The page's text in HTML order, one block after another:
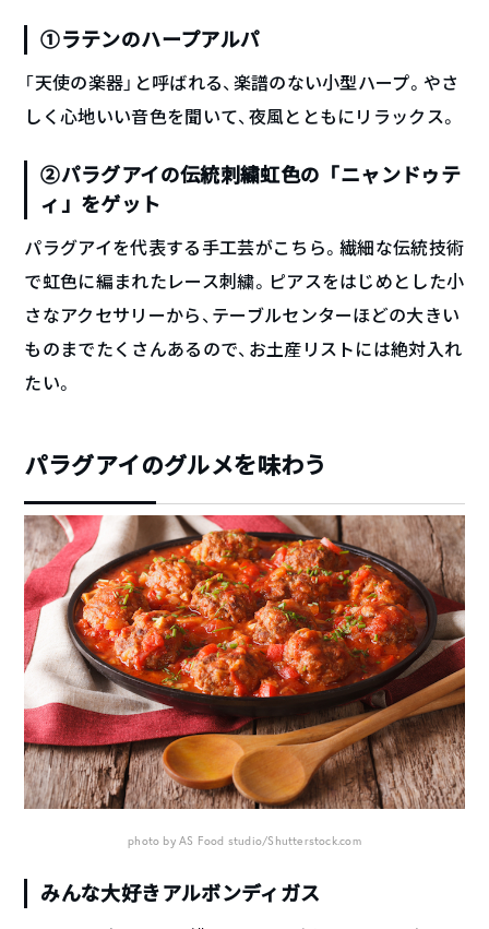
①ラテンのハープアルパ
「天使の楽器」と呼ばれる、楽譜のない小型ハープ。やさ
しく心地いい音色を聞いて、夜風とともにリラックス。
②パラグアイの伝統刺繍虹色の「ニャンドゥテ
ィ」をゲット
パラグアイを代表する手工芸がこちら。繊細な伝統技術
で虹色に編まれたレース刺繍。ピアスをはじめとした小
さなアクセサリーから、テーブルセンターほどの大きい
ものまでたくさんあるので、お土産リストには絶対入れ
たい。
パラグアイのグルメを味わう
photo by AS Food studio/Shutterstock.com
みんな大好きアルボンディガス